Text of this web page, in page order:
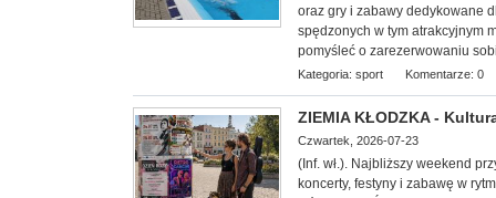
oraz gry i zabawy dedykowane
spędzonych w tym atrakcyjnym
pomyśleć o zarezerwowaniu
Kategoria: sport Komentarze: 0
ZIEMIA KŁODZKA -
Czwartek, 2026-07-23
(Inf. wł.). Najbliższy weekend
koncerty, festyny i zabawę w